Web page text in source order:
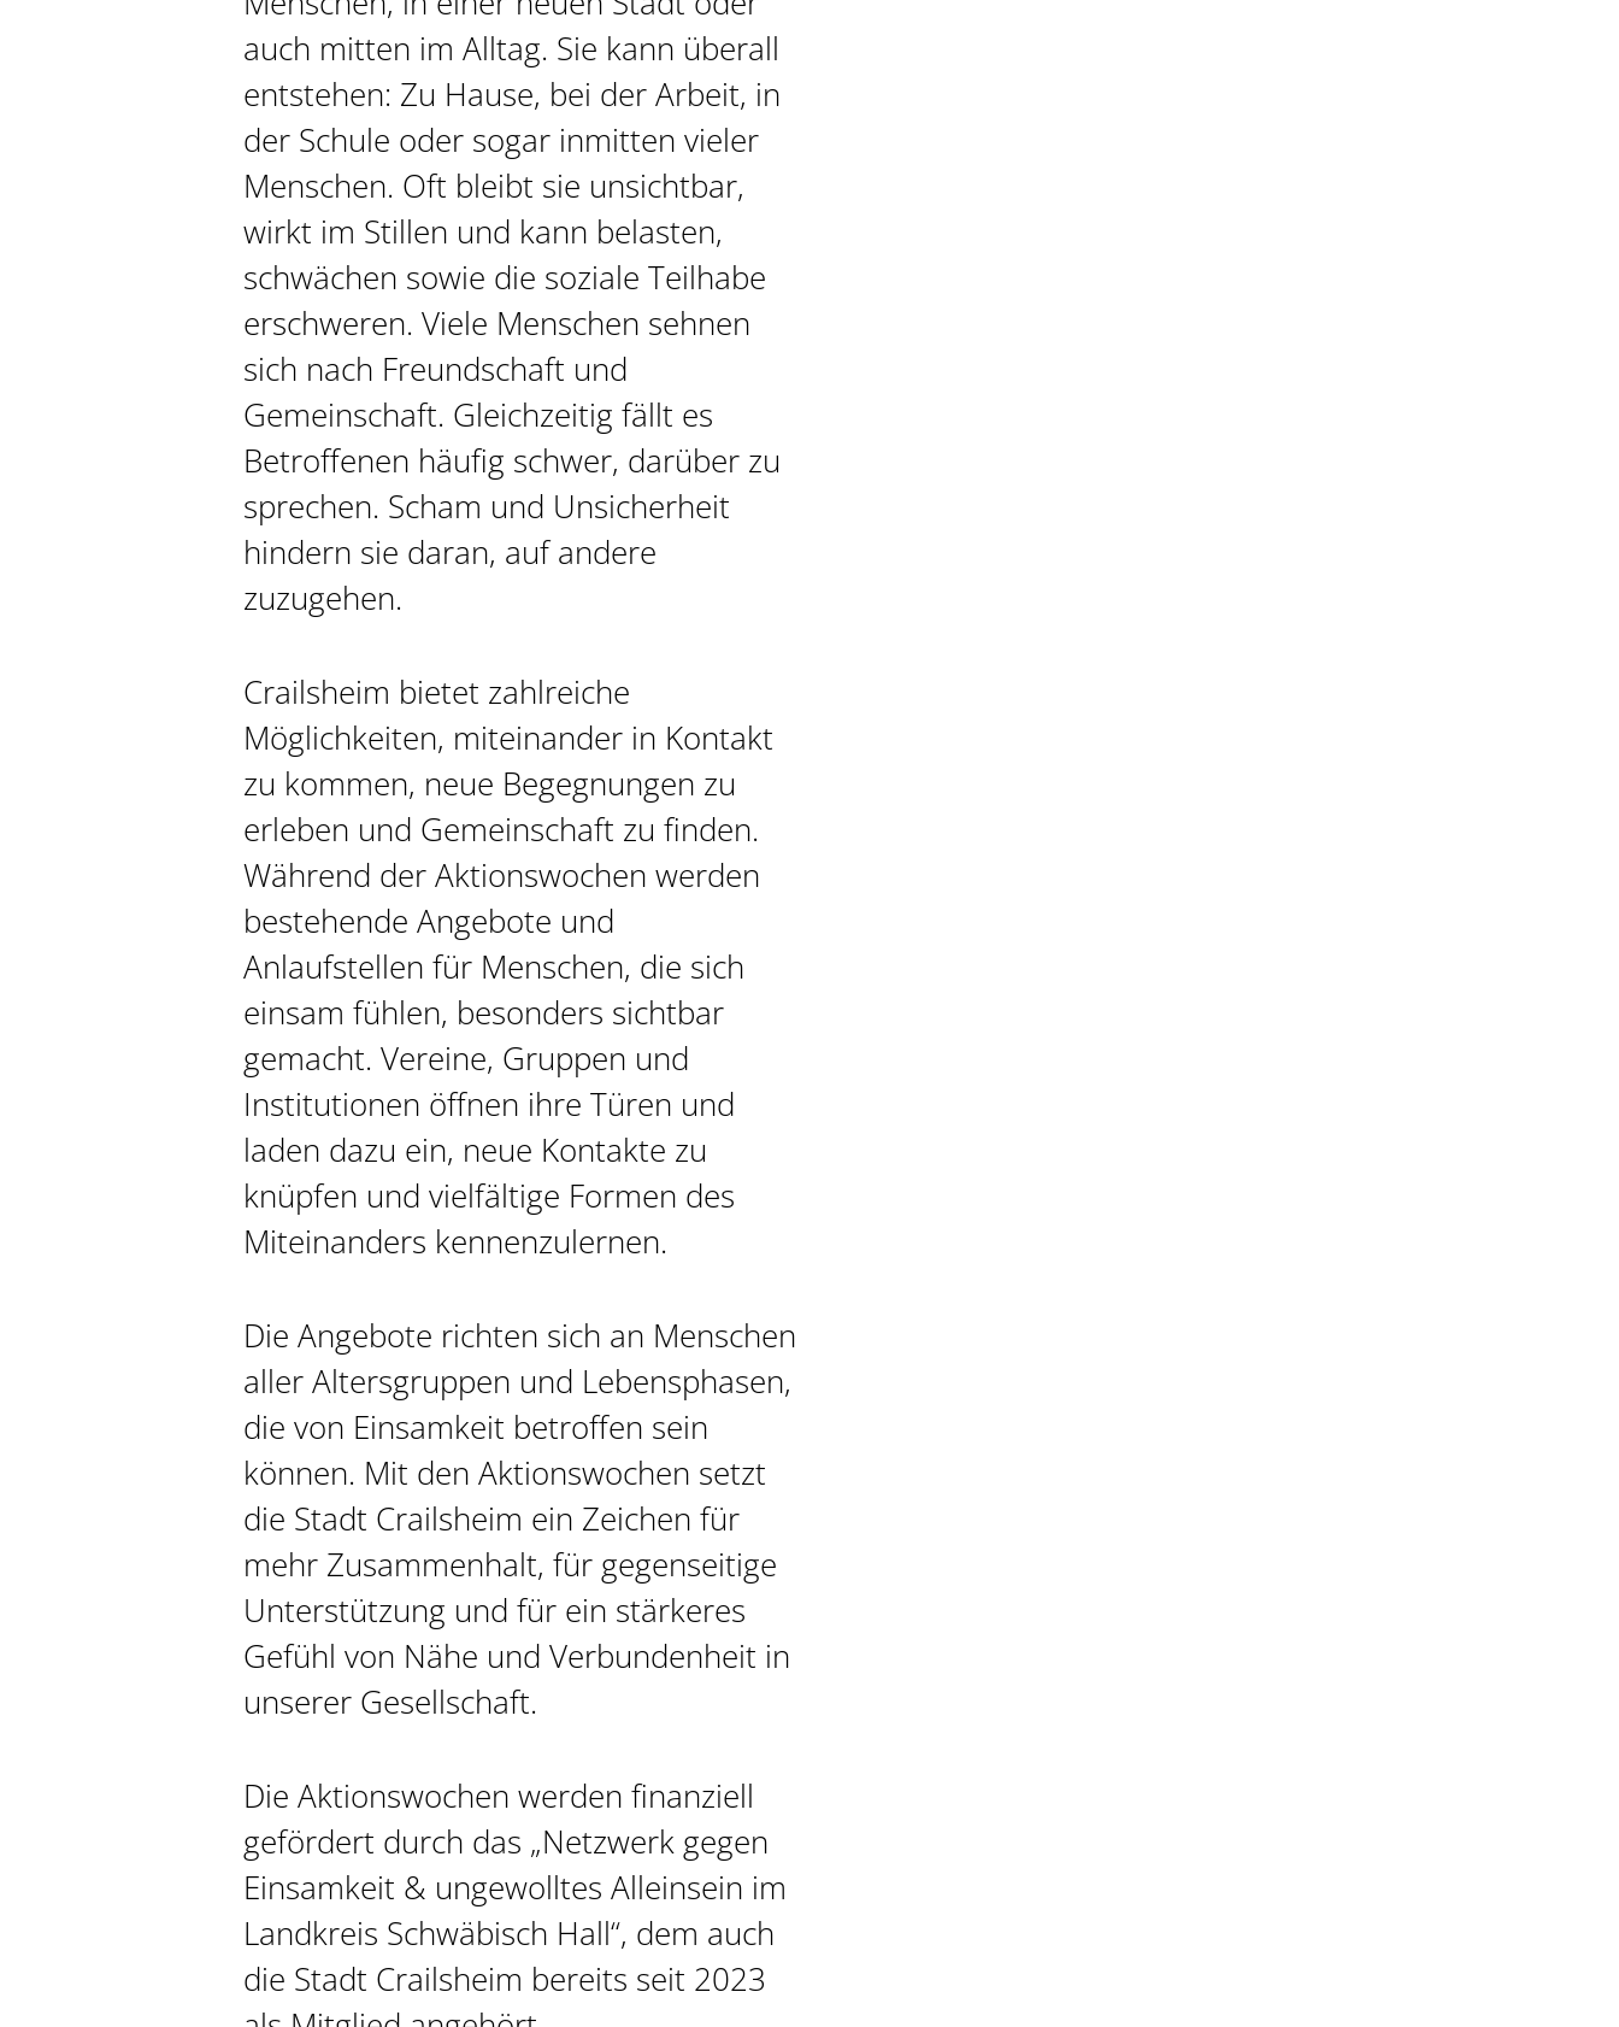
auch mitten im Alltag. Sie kann überall
entstehen: Zu Hause, bei der Arbeit, in
der Schule oder sogar inmitten vieler
Menschen. Oft bleibt sie unsichtbar,
wirkt im Stillen und kann belasten,
schwächen sowie die soziale Teilhabe
erschweren. Viele Menschen sehnen
sich nach Freundschaft und
Gemeinschaft. Gleichzeitig fällt es
Betroffenen häufig schwer, darüber zu
sprechen. Scham und Unsicherheit
hindern sie daran, auf andere
zuzugehen.
Crailsheim bietet zahlreiche
Möglichkeiten, miteinander in Kontakt
zu kommen, neue Begegnungen zu
erleben und Gemeinschaft zu finden.
Während der Aktionswochen werden
bestehende Angebote und
Anlaufstellen für Menschen, die sich
einsam fühlen, besonders sichtbar
gemacht. Vereine, Gruppen und
Institutionen öffnen ihre Türen und
laden dazu ein, neue Kontakte zu
knüpfen und vielfältige Formen des
Miteinanders kennenzulernen.
Die Angebote richten sich an Menschen
aller Altersgruppen und Lebensphasen,
die von Einsamkeit betroffen sein
können. Mit den Aktionswochen setzt
die Stadt Crailsheim ein Zeichen für
mehr Zusammenhalt, für gegenseitige
Unterstützung und für ein stärkeres
Gefühl von Nähe und Verbundenheit in
unserer Gesellschaft.
Die Aktionswochen werden finanziell
gefördert durch das „Netzwerk gegen
Einsamkeit & ungewolltes Alleinsein im
Landkreis Schwäbisch Hall“, dem auch
die Stadt Crailsheim bereits seit 2023